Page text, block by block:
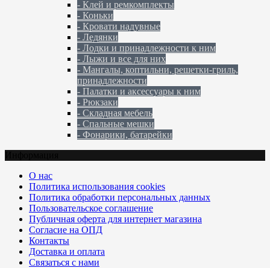
- Клей и ремкомплекты
- Коньки
- Кровати надувные
- Ледянки
- Лодки и принадлежности к ним
- Лыжи и все для них
- Мангалы, коптильни, решетки-гриль,
принадлежности
- Палатки и аксессуары к ним
- Рюкзаки
- Складная мебель
- Спальные мешки
- Фонарики, батарейки
О нас
Политика использования cookies
Политика обработки персональных данных
Пользовательское соглашение
Публичная оферта для интернет магазина
Согласие на ОПД
Контакты
Доставка и оплата
Связаться с нами